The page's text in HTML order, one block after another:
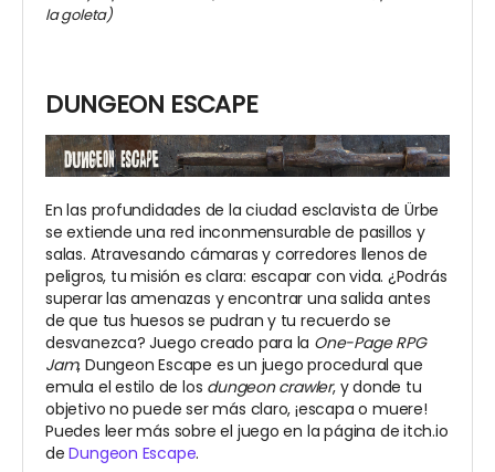
la goleta)
DUNGEON ESCAPE
En las profundidades de la ciudad esclavista de Ürbe
se extiende una red inconmensurable de pasillos y
salas. Atravesando cámaras y corredores llenos de
peligros, tu misión es clara: escapar con vida. ¿Podrás
superar las amenazas y encontrar una salida antes
de que tus huesos se pudran y tu recuerdo se
desvanezca? Juego creado para la One-Page RPG
Jam, Dungeon Escape es un juego procedural que
emula el estilo de los dungeon crawler, y donde tu
objetivo no puede ser más claro, ¡escapa o muere!
Puedes leer más sobre el juego en la página de itch.io
deDungeon Escape.